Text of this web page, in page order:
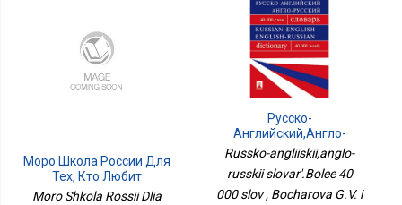
Моро Школа России Для
Тех, Кто Любит
Математику 2 Кл.
Moro Shkola Rossii Dlia
Русско-
Английский,англо-
Русский Словарь.Более
40 000 Слов
Russko-angliiskii,anglo-
russkii slovar'.Bolee 40
000 slov , Bocharova G.V. i